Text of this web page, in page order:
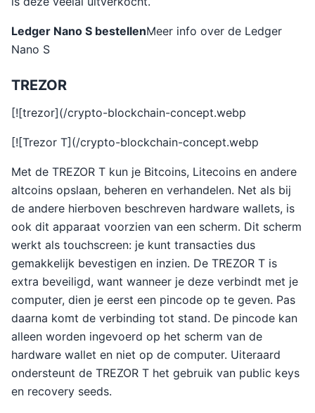
Ledger Nano S bestellenMeer info over de Ledger
Nano S
TREZOR
[![trezor](/crypto-blockchain-concept.webp
[![Trezor T](/crypto-blockchain-concept.webp
Met de TREZOR T kun je Bitcoins, Litecoins en andere
altcoins opslaan, beheren en verhandelen. Net als bij
de andere hierboven beschreven hardware wallets, is
ook dit apparaat voorzien van een scherm. Dit scherm
werkt als touchscreen: je kunt transacties dus
gemakkelijk bevestigen en inzien. De TREZOR T is
extra beveiligd, want wanneer je deze verbindt met je
computer, dien je eerst een pincode op te geven. Pas
daarna komt de verbinding tot stand. De pincode kan
alleen worden ingevoerd op het scherm van de
hardware wallet en niet op de computer. Uiteraard
ondersteunt de TREZOR T het gebruik van public keys
en recovery seeds.